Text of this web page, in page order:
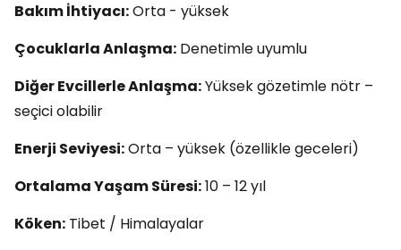
Bakım İhtiyacı:Orta - yüksek
Çocuklarla Anlaşma: Denetimle uyumlu
Diğer Evcillerle Anlaşma:Yüksek gözetimle nötr –
seçici olabilir
Enerji Seviyesi:Orta – yüksek (özellikle geceleri)
Ortalama Yaşam Süresi:10 – 12 yıl
Köken: Tibet / Himalayalar